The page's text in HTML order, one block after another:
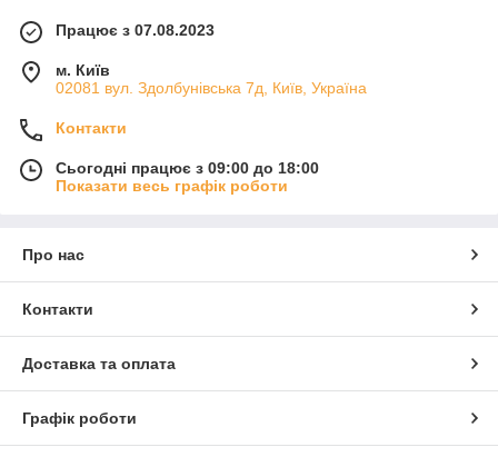
Працює з 07.08.2023
м. Київ
02081 вул. Здолбунівська 7д, Київ, Україна
Контакти
Сьогодні працює з 09:00 до 18:00
Показати весь графік роботи
Про нас
Контакти
Доставка та оплата
Графік роботи